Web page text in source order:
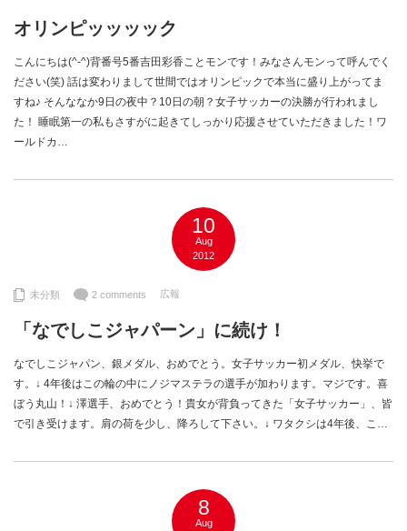
オリンピッッッック
こんにちは(^-^)背番号5番吉田彩香ことモンです！みなさんモンって呼んでく
ださい(笑) 話は変わりまして世間ではオリンピックで本当に盛り上がってま
すね♪ そんななか9日の夜中？10日の朝？女子サッカーの決勝が行われまし
た！ 睡眠第一の私もさすがに起きてしっかり応援させていただきました！ワ
ールドカ…
10
Aug
2012
未分類 2 comments 広報
「なでしこジャパーン」に続け！
なでしこジャパン、銀メダル、おめでとう。女子サッカー初メダル、快挙で
す。↓ 4年後はこの輪の中にノジマステラの選手が加わります。マジです。喜
ぼう丸山！↓ 澤選手、おめでとう！貴女が背負ってきた「女子サッカー」、皆
で引き受けます。肩の荷を少し、降ろして下さい。↓ ワタクシは4年後、こ…
8
Aug